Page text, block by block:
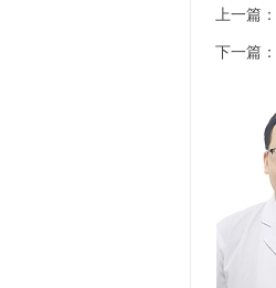
上一篇：
下一篇：